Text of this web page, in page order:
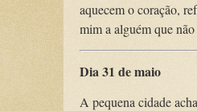
aquecem o coração,
mim a alguém que
Dia 31 de maio
A pequena cidade